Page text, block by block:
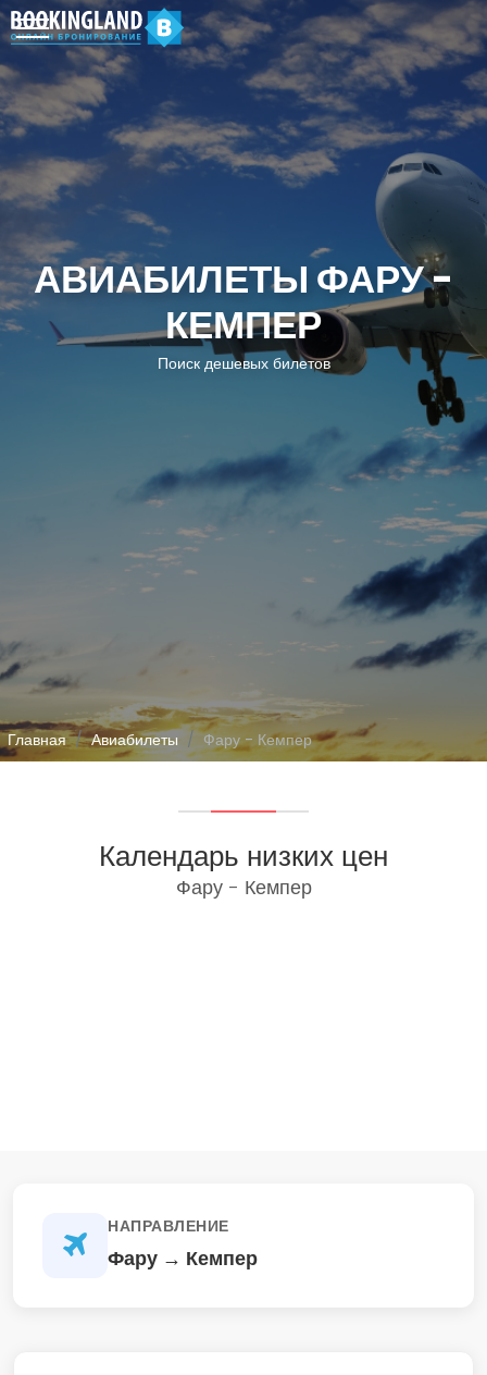
АВИАБИЛЕТЫ ФАРУ -
КЕМПЕР
Поиск дешевых билетов
Главная Авиабилеты Фару - Кемпер
Календарь низких цен
Фару - Кемпер
НАПРАВЛЕНИЕ
Фару → Кемпер